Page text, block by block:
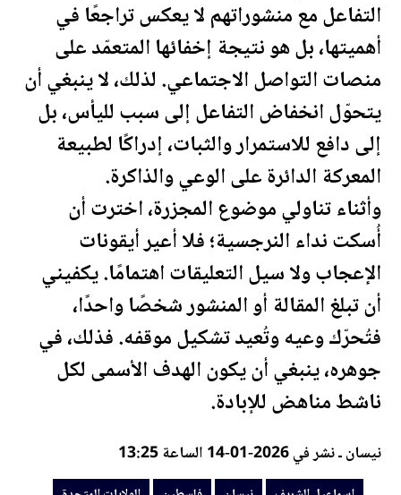
التفاعل مع منشوراتهم لا يعكس تراجعًا في
أهميتها، بل هو نتيجة إخفائها المتعمّد على
منصات التواصل الاجتماعي. لذلك، لا ينبغي أن
يتحوّل انخفاض التفاعل إلى سبب لليأس، بل
إلى دافع للاستمرار والثبات، إدراكًا لطبيعة
المعركة الدائرة على الوعي والذاكرة.
وأثناء تناولي موضوع المجزرة، اخترت أن
أُسكت نداء النرجسية؛ فلا أعير أيقونات
الإعجاب ولا سيل التعليقات اهتمامًا. يكفيني
أن تبلغ المقالة أو المنشور شخصًا واحدًا،
فتُحرّك وعيه وتُعيد تشكيل موقفه. فذلك، في
جوهره، ينبغي أن يكون الهدف الأسمى لكل
ناشط مناهض للإبادة.
نيسان ـ نشر في 2026-01-14 الساعة 13:25